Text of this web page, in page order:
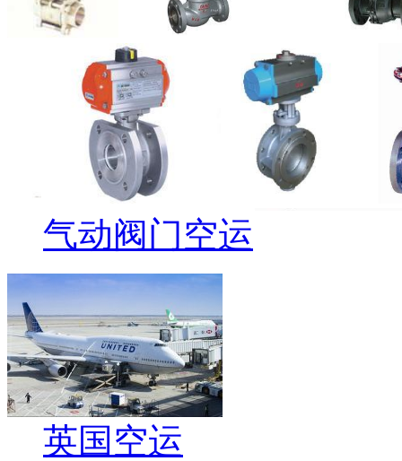
气动阀门空运
英国空运